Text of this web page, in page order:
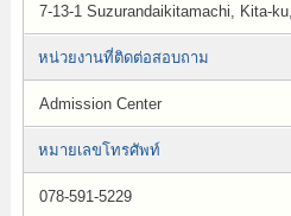
7-13-1 Suzurandaikitamachi, Kita-
หน่วยงานที่ติดต่อสอบถาม
Admission Center
หมายเลขโทรศัพท์
078-591-5229